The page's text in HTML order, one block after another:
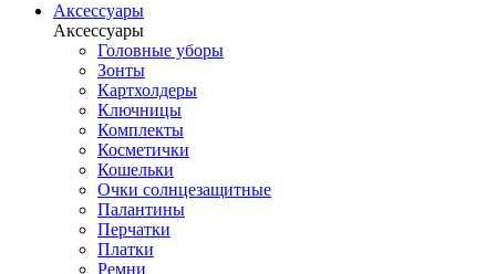
Аксессуары
Аксессуары
Головные уборы
Зонты
Картхолдеры
Ключницы
Комплекты
Косметички
Кошельки
Очки солнцезащитные
Палантины
Перчатки
Платки
Ремни